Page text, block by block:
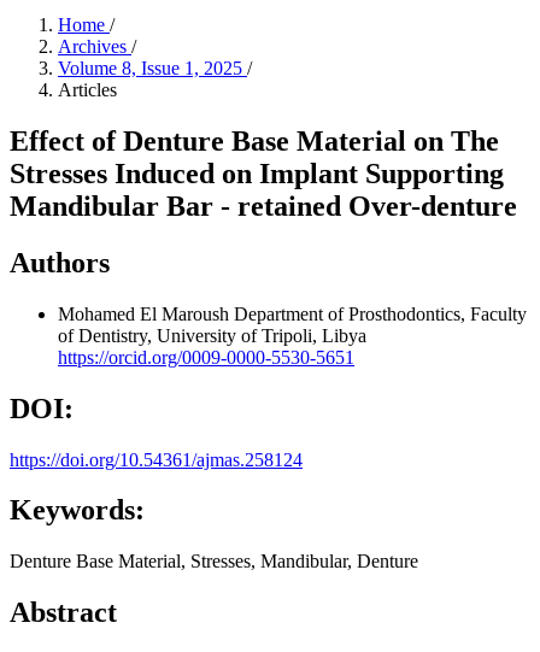
Home /
Archives /
Volume 8, Issue 1, 2025 /
Articles
Effect of Denture Base Material on The
Stresses Induced on Implant Supporting
Mandibular Bar - retained Over-denture
Authors
Mohamed El Maroush Department of Prosthodontics, Faculty
of Dentistry, University of Tripoli, Libya
https://orcid.org/0009-0000-5530-5651
DOI:
https://doi.org/10.54361/ajmas.258124
Keywords:
Denture Base Material, Stresses, Mandibular, Denture
Abstract